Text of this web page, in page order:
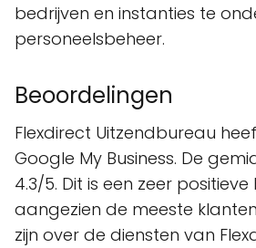
bedrijven en instanties te
personeelsbeheer.
Beoordelingen
Flexdirect Uitzendbureau
Google My Business. De
4.3/5. Dit is een zeer
aangezien de meeste
zijn over de diensten van